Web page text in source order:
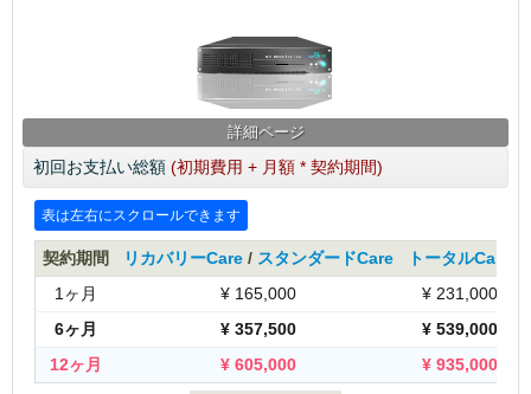
詳細ページ
初回お支払い総額 (初期費用 + 月額 * 契約期間)
契約期間 リカバリーCare / スタンダードCare
トータルCare
1ヶ月
¥ 165,000 ¥231,000
6ヶ月
¥ 357,500 ¥539,000
12ヶ月
¥ 605,000 ¥935,000